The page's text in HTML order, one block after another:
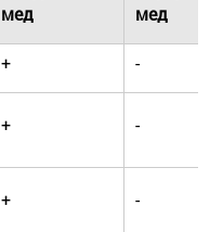
мед
мед
+ -
+ -
+ -